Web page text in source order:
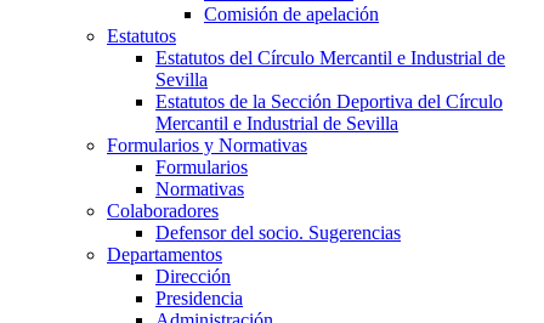
Comisión de apelación
Estatutos
Estatutos del Círculo Mercantil e Industrial de
Sevilla
Estatutos de la Sección Deportiva del Círculo
Mercantil e Industrial de Sevilla
Formularios y Normativas
Formularios
Normativas
Colaboradores
Defensor del socio. Sugerencias
Departamentos
Dirección
Presidencia